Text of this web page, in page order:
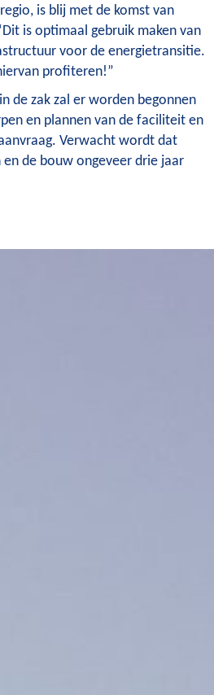
is blij met de komst van
is optimaal gebruik maken van
voor de energietransitie.
profiteren!”
de zak zal er worden begonnen
en plannen van de faciliteit en
Verwacht wordt dat
en de bouw ongeveer drie jaar